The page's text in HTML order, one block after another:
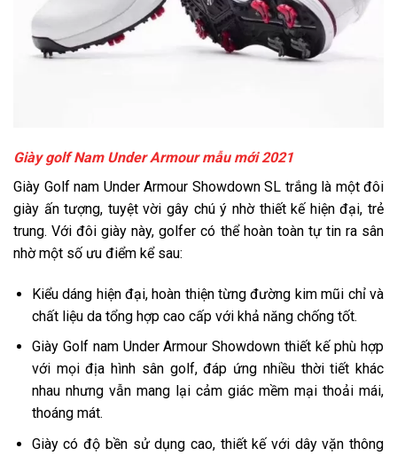
Giày golf Nam Under Armour mẫu mới 2021
Giày Golf nam Under Armour Showdown SL trắng là một đôi
giày ấn tượng, tuyệt vời gây chú ý nhờ thiết kế hiện đại, trẻ
trung. Với đôi giày này, golfer có thể hoàn toàn tự tin ra sân
nhờ một số ưu điểm kể sau:
Kiểu dáng hiện đại, hoàn thiện từng đường kim mũi chỉ và
chất liệu da tổng hợp cao cấp với khả năng chống tốt.
Giày Golf nam Under Armour Showdown thiết kế phù hợp
với mọi địa hình sân golf, đáp ứng nhiều thời tiết khác
nhau nhưng vẫn mang lại cảm giác mềm mại thoải mái,
thoáng mát.
Giày có độ bền sử dụng cao, thiết kế với dây vặn thông